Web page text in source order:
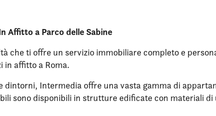
Affitto a Parco delle Sabine
che ti offre un servizio immobiliare completo e
in affitto a Roma.
dintorni, Intermedia offre una vasta gamma di
sono disponibili in strutture edificate con materiali